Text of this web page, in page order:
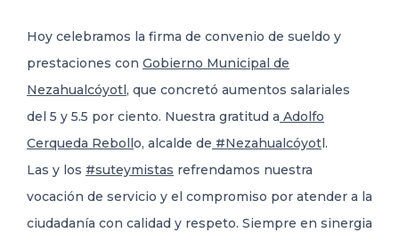
Hoy celebramos la firma de convenio de sueldo y
prestaciones con Gobierno Municipal de
Nezahualcóyotl , que concretó aumentos salariales
del 5 y 5.5 por ciento. Nuestra gratitud a Adolfo
Cerqueda Reboll o, alcalde de #Nezahualcóyot l.
Las y los #suteymistas refrendamos nuestra
vocación de servicio y el compromiso por atender a la
ciudadanía con calidad y respeto. Siempre en sinergia